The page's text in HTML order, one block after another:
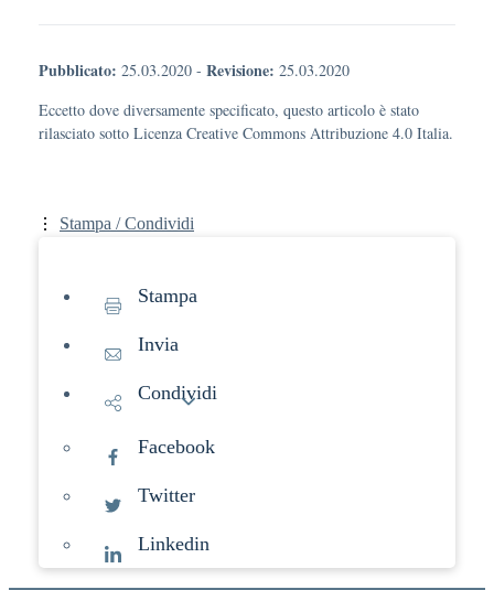
Pubblicato: 25.03.2020 - Revisione: 25.03.2020
Eccetto dove diversamente specificato, questo articolo è stato
rilasciato sotto Licenza Creative Commons Attribuzione 4.0 Italia.
Stampa / Condividi
Stampa
Invia
Condividi
Facebook
Twitter
Linkedin